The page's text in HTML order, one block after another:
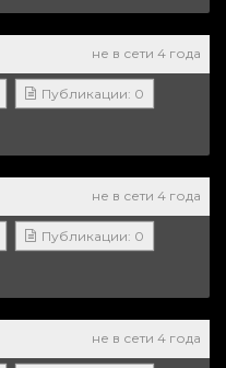
не в сети 4 года
Публикации: 0
не в сети 4 года
Публикации: 0
не в сети 4 года